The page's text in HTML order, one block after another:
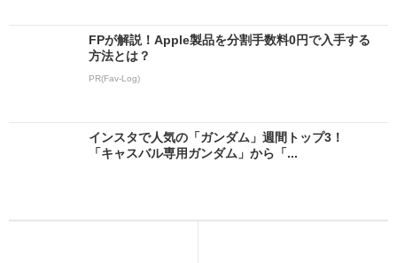
FPが解説！Apple製品を分割手数料0円で入手する
方法とは？
PR(Fav-Log)
インスタで人気の「ガンダム」週間トップ3！
「キャスバル専用ガンダム」から「...